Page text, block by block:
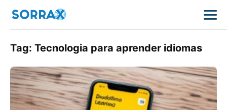
Tag: Tecnologia para aprender idiomas